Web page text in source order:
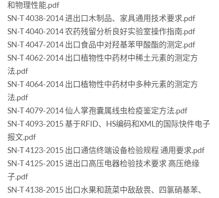
和物理性能.pdf
SN-T 4038-2014 进出口木制品、家具通用技术要求.pdf
SN-T 4040-2014 农药残留分析良好实验室操作指南.pdf
SN-T 4047-2014 出口食品中对羟基苯甲酸酯的测定.pdf
SN-T 4062-2014 出口植物性中药材中稀土元素的测定方
法.pdf
SN-T 4064-2014 出口植物性中药材中多种元素的测定方
法.pdf
SN-T 4079-2014 仙人掌孢囊属线虫检疫鉴定方法.pdf
SN-T 4093-2015 基于RFID、HS编码和XML的国际快件电子
报文.pdf
SN-T 4123-2015 出口通信终端设备检验规程 通用要求.pdf
SN-T 4125-2015 进出口高压电器检验技术要求 高压绝缘
子.pdf
SN-T 4138-2015 出口水果和蔬菜中敌敌畏、四氯硝基苯、